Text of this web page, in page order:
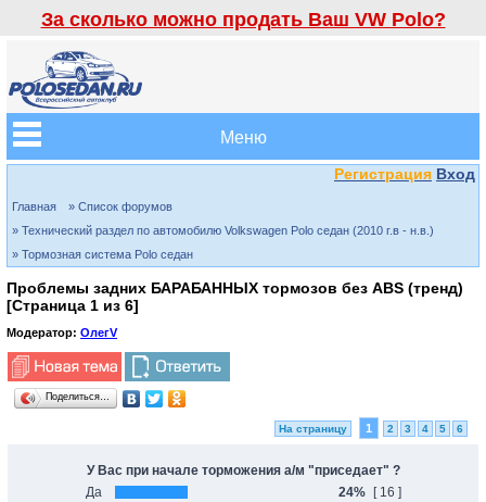
За сколько можно продать Ваш VW Polo?
Меню
Регистрация Вход
Главная
» Список форумов
» Технический раздел по автомобилю Volkswagen Polo седан (2010 г.в - н.в.)
» Тормозная система Polo седан
Проблемы задних БАРАБАННЫХ тормозов без АBS (тренд)
[Страница 1 из 6]
Модератор: ОлегV
Поделиться…
На страницу 1 2 3 4 5 6
У Вас при начале торможения а/м "приседает" ?
Да
24%
[ 16 ]